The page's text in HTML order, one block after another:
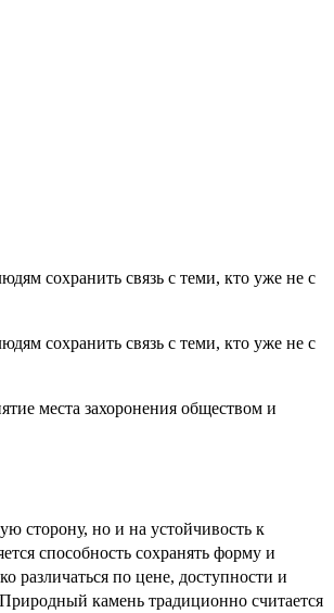
сохранить связь с теми, кто уже не с
сохранить связь с теми, кто уже не с
места захоронения обществом и
сторону, но и на устойчивость к
способность сохранять форму и
различаться по цене, доступности и
камень традиционно считается